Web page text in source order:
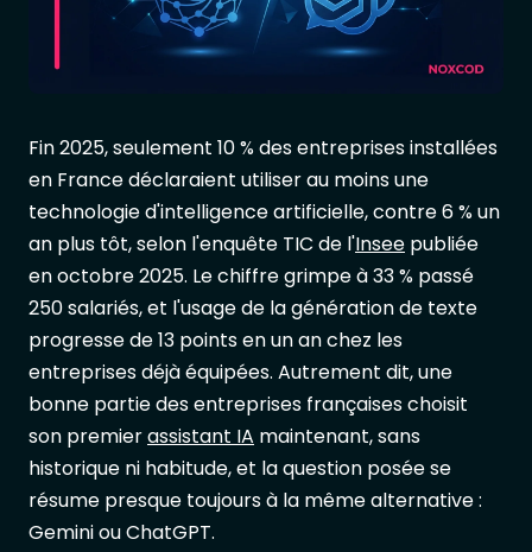
Fin 2025, seulement 10 % des entreprises installées
en France déclaraient utiliser au moins une
technologie d'intelligence artificielle, contre 6 % un
an plus tôt, selon l'enquête TIC de l'Insee publiée
en octobre 2025. Le chiffre grimpe à 33 % passé
250 salariés, et l'usage de la génération de texte
progresse de 13 points en un an chez les
entreprises déjà équipées. Autrement dit, une
bonne partie des entreprises françaises choisit
son premierassistant IA maintenant, sans
historique ni habitude, et la question posée se
résume presque toujours à la même alternative :
Gemini ou ChatGPT.